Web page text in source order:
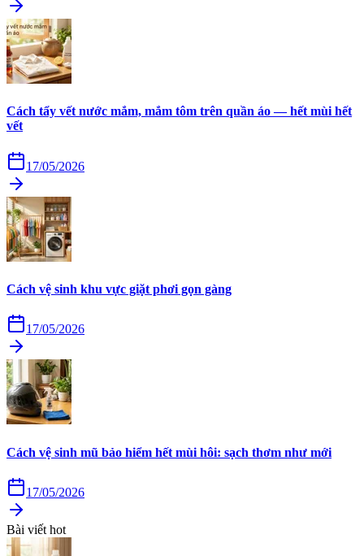
Cách tẩy vết nước mắm, mắm tôm trên quần áo — hết mùi hết
vết
17/05/2026
Cách vệ sinh khu vực giặt phơi gọn gàng
17/05/2026
Cách vệ sinh mũ bảo hiểm hết mùi hôi: sạch thơm như mới
17/05/2026
Bài viết hot